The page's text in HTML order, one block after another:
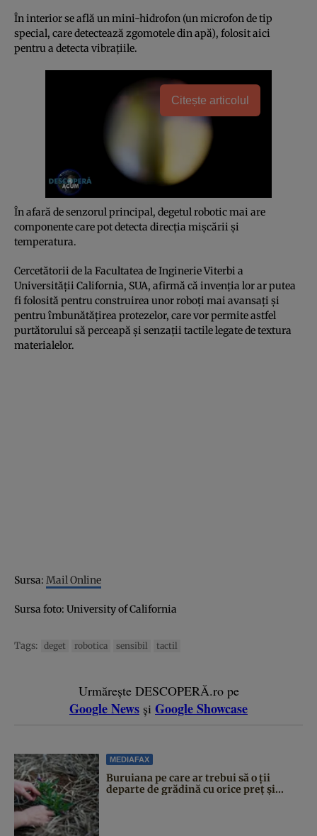
În interior se află un mini-hidrofon (un microfon de tip
special, care detectează zgomotele din apă), folosit aici
pentru a detecta vibraţiile.
Citește articolul
În afară de senzorul principal, degetul robotic mai are
componente care pot detecta direcţia mişcării şi
temperatura.
Cercetătorii de la Facultatea de Inginerie Viterbi a
Universităţii California, SUA, afirmă că invenţia lor ar putea
fi folosită pentru construirea unor roboţi mai avansaţi şi
pentru îmbunătăţirea protezelor, care vor permite astfel
purtătorului să perceapă şi senzaţii tactile legate de textura
materialelor.
Sursa: Mail Online
Sursa foto: University of California
Tags: deget robotica sensibil tactil
Urmărește DESCOPERĂ.ro pe
Google News și Google Showcase
MEDIAFAX
Buruiana pe care ar trebui să o ții
departe de grădină cu orice preț și...